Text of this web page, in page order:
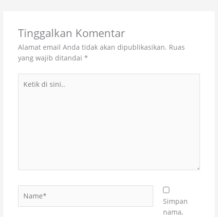
Tinggalkan Komentar
Alamat email Anda tidak akan dipublikasikan. Ruas
yang wajib ditandai *
Simpan
nama,